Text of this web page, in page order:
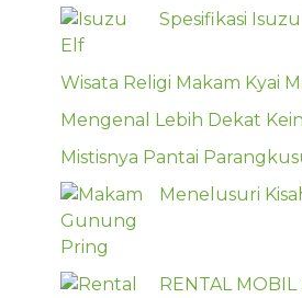
Spesifikasi
Wisata Religi Makam Kyai
Mengenal Lebih Dekat
Mistisnya Pantai
Menelusuri
RENTAL